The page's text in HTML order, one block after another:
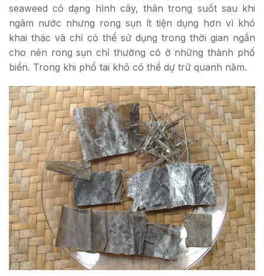
seaweed có dạng hình cây, thân trong suốt sau khi
ngâm nước nhưng rong sụn ít tiện dụng hơn vì khó
khai thác và chỉ có thể sử dụng trong thời gian ngắn
cho nên rong sụn chỉ thường có ở những thành phố
biển. Trong khi phổ tai khô có thể dự trữ quanh năm.